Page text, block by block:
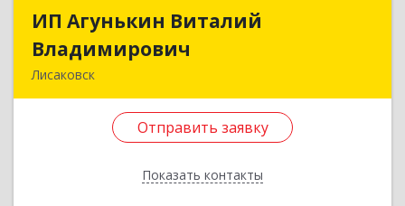
ИП Агунькин Виталий
Владимирович
Лисаковск
Отправить заявку
Показать контакты
ИП Агунькин Виталий
г.Лисаковск, ул.Мира, 7